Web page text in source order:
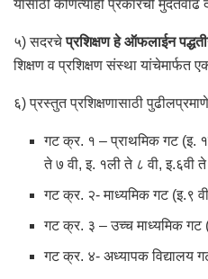
यासाठी कोणत्याही प्रकारची मुदतवाढ
५) सदरचेप्रशिक्षण हे ऑफलाईन
शिक्षण व प्रशिक्षण संस्था यांचेमार्फत
६) प्रस्तुत प्रशिक्षणासाठी
गट क्र. १ – प्राथमिक गट (इ.
ते ७ वी, इ. १ली ते ८ वी, इ.६वी
गट क्र. २- माध्यमिक गट (इ.९
गट क्र. ३ – उच्च माध्यमिक गट
गट क्र. ४- अध्यापक विद्यालय